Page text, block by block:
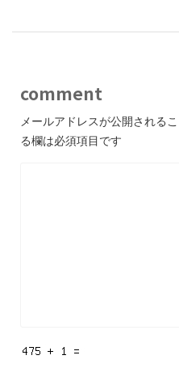
comment
メールアドレスが公開される
る欄は必須項目です